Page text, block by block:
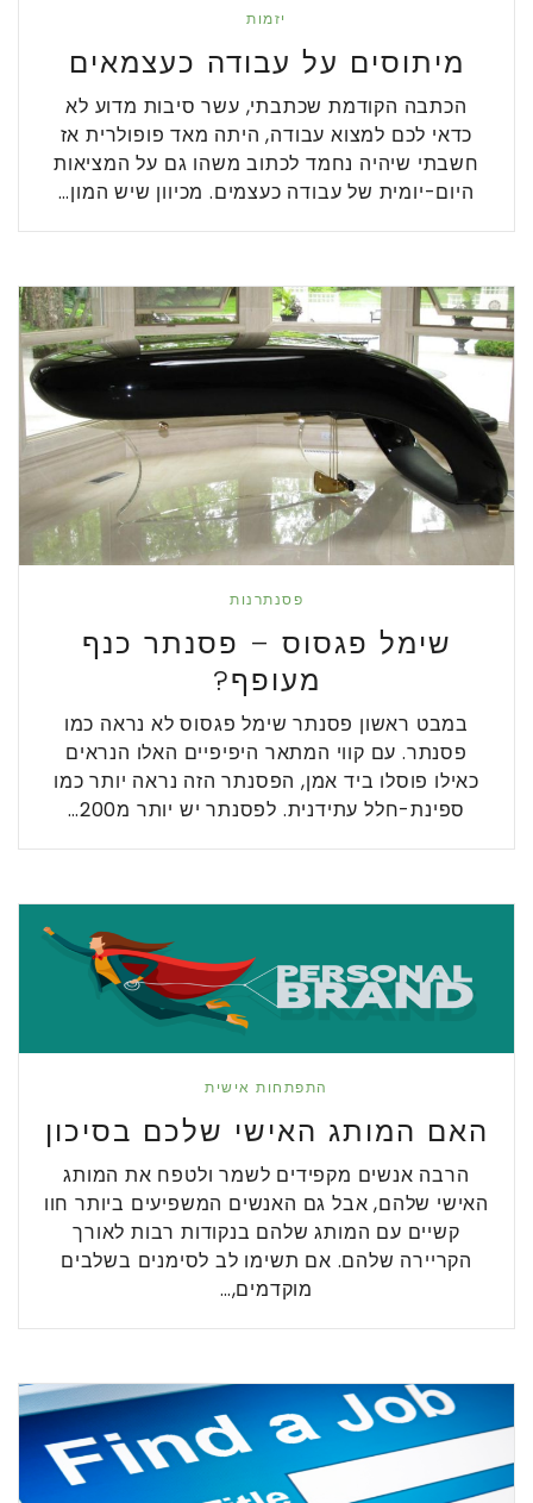
יזמות
מיתוסים על עבודה כעצמאים
הכתבה הקודמת שכתבתי, עשר סיבות מדוע לא
כדאי לכם למצוא עבודה, היתה מאד פופולרית אז
חשבתי שיהיה נחמד לכתוב משהו גם על המציאות
היום-יומית של עבודה כעצמים. מכיוון שיש המון…
פסנתרנות
שימל פגסוס – פסנתר כנף
מעופף?
במבט ראשון פסנתר שימל פגסוס לא נראה כמו
פסנתר. עם קווי המתאר היפיפיים האלו הנראים
כאילו פוסלו ביד אמן, הפסנתר הזה נראה יותר כמו
ספינת-חלל עתידנית. לפסנתר יש יותר מ200…
התפתחות אישית
האם המותג האישי שלכם בסיכון
הרבה אנשים מקפידים לשמר ולטפח את המותג
האישי שלהם, אבל גם האנשים המשפיעים ביותר חוו
קשיים עם המותג שלהם בנקודות רבות לאורך
הקריירה שלהם. אם תשימו לב לסימנים בשלבים
מוקדמים,…